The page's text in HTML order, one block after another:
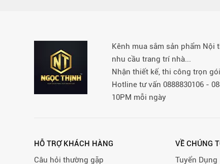
Kênh mua sắm sản phẩm Nội
nhu cầu trang trí nhà...
Nhận thiết kế, thi công trọn
Hotline tư vấn 0888830106 -
10PM mỗi ngày
HỖ TRỢ KHÁCH HÀNG
Câu hỏi thường gặp
VỀ CHÚNG
Tuyển Dụng